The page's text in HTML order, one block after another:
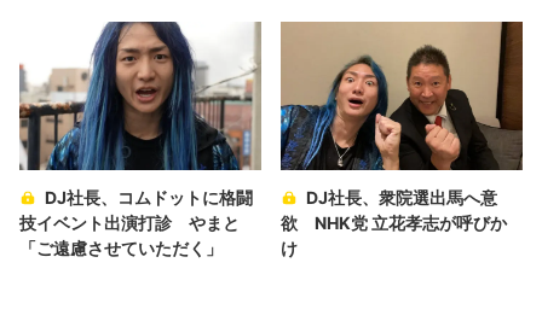
DJ社長、コムドットに格闘
技イベント出演打診 やまと
「ご遠慮させていただく」
DJ社長、衆院選出馬へ意
欲 NHK党 立花孝志が呼びか
け